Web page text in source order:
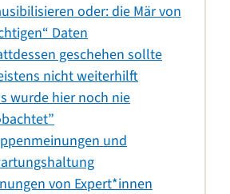
oder: die Mär von
Daten
geschehen sollte
nicht weiterhilft
wurde hier noch nie
und
von Expert*innen